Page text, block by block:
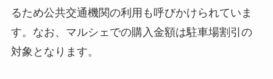
るため公共交通機関の利用も呼びかけられていま
す。なお、マルシェでの購入金額は駐車場割引の
対象となります。